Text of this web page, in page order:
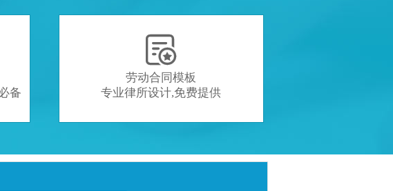
备

劳动合同模板
专业律所设计,免费提供